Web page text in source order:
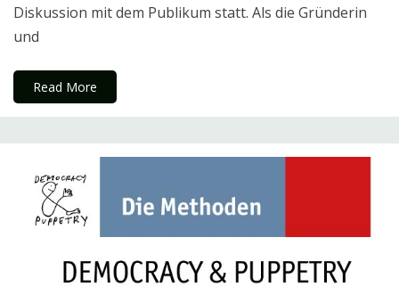
Diskussion mit dem Publikum statt. Als die Gründerin
und
Read More